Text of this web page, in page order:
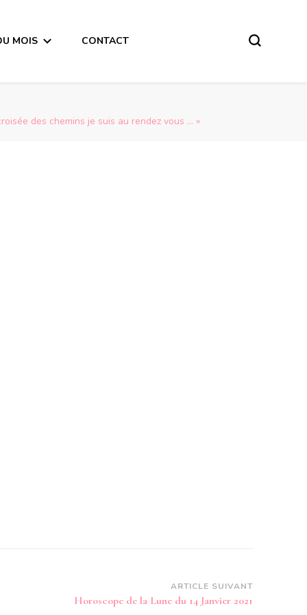
MOIS CONTACT
des chemins je suis au rendez vous … »
ARTICLE SUIVANT
Horoscope de la Lune du 14 Janvier 2021